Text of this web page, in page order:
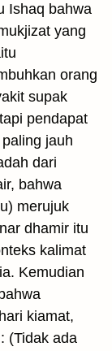
Ishaq bahwa
yang
orang
supak
pendapat
jauh
dari
bahwa
merujuk
dhamir itu
kalimat
Kemudian
kiamat,
(Tidak ada